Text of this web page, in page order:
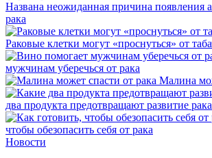
Названа неожиданная причина появления
рака
Раковые клетки могут «проснуться» от
мужчинам уберечься от рака
Малина
два продукта предотвращают развитие рака
чтобы обезопасить себя от рака
Новости